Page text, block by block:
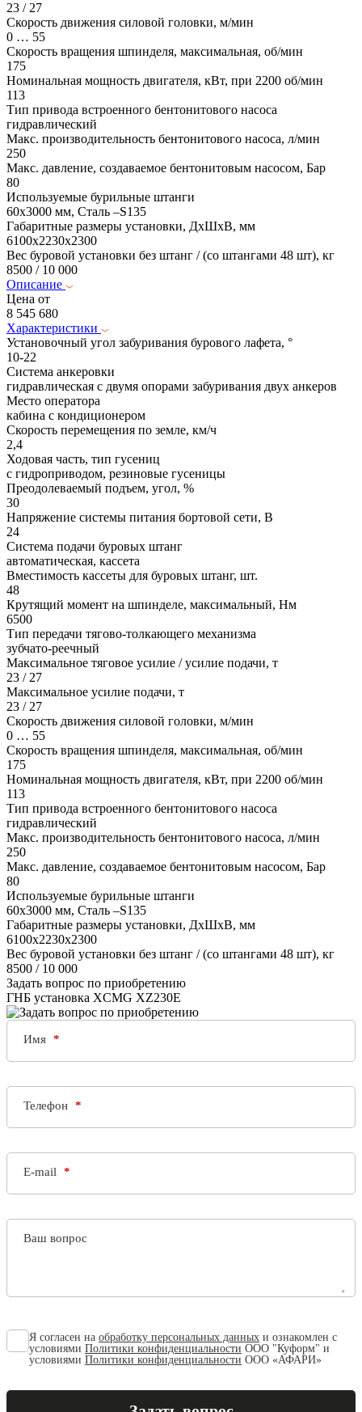
23 / 27
Скорость движения силовой головки, м/мин
0 … 55
Скорость вращения шпинделя, максимальная, об/мин
175
Номинальная мощность двигателя, кВт, при 2200 об/мин
113
Тип привода встроенного бентонитового насоса
гидравлический
Макс. производительность бентонитового насоса, л/мин
250
Макс. давление, создаваемое бентонитовым насосом, Бар
80
Используемые бурильные штанги
60х3000 мм, Сталь –S135
Габаритные размеры установки, ДхШхВ, мм
6100х2230х2300
Вес буровой установки без штанг / (со штангами 48 шт), кг
8500 / 10 000
Описание
Цена от
8 545 680
Характеристики
Установочный угол забуривания бурового лафета, °
10-22
Система анкеровки
гидравлическая с двумя опорами забуривания двух анкеров
Место оператора
кабина с кондиционером
Скорость перемещения по земле, км/ч
2,4
Ходовая часть, тип гусениц
с гидроприводом, резиновые гусеницы
Преодолеваемый подъем, угол, %
30
Напряжение системы питания бортовой сети, В
24
Система подачи буровых штанг
автоматическая, кассета
Вместимость кассеты для буровых штанг, шт.
48
Крутящий момент на шпинделе, максимальный, Hм
6500
Тип передачи тягово-толкающего механизма
зубчато-реечный
Максимальное тяговое усилие / усилие подачи, т
23 / 27
Максимальное усилие подачи, т
23 / 27
Скорость движения силовой головки, м/мин
0 … 55
Скорость вращения шпинделя, максимальная, об/мин
175
Номинальная мощность двигателя, кВт, при 2200 об/мин
113
Тип привода встроенного бентонитового насоса
гидравлический
Макс. производительность бентонитового насоса, л/мин
250
Макс. давление, создаваемое бентонитовым насосом, Бар
80
Используемые бурильные штанги
60х3000 мм, Сталь –S135
Габаритные размеры установки, ДхШхВ, мм
6100х2230х2300
Вес буровой установки без штанг / (со штангами 48 шт), кг
8500 / 10 000
Задать вопрос по приобретению
ГНБ установка XCMG XZ230E
Имя
Телефон
E-mail
Ваш вопрос
Я согласен на обработку персональных данных и ознакомлен с
условиями Политики конфиденциальности ООО "Куформ" и
условиями Политики конфиденциальности ООО «АФАРИ»